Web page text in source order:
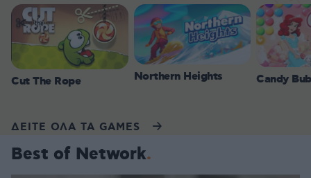
Cut The Rope Northern Heights Candy
ΔΕΙΤΕ ΟΛΑ ΤΑ GAMES
Best of Network